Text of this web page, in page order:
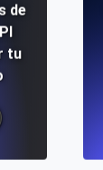
de
tu